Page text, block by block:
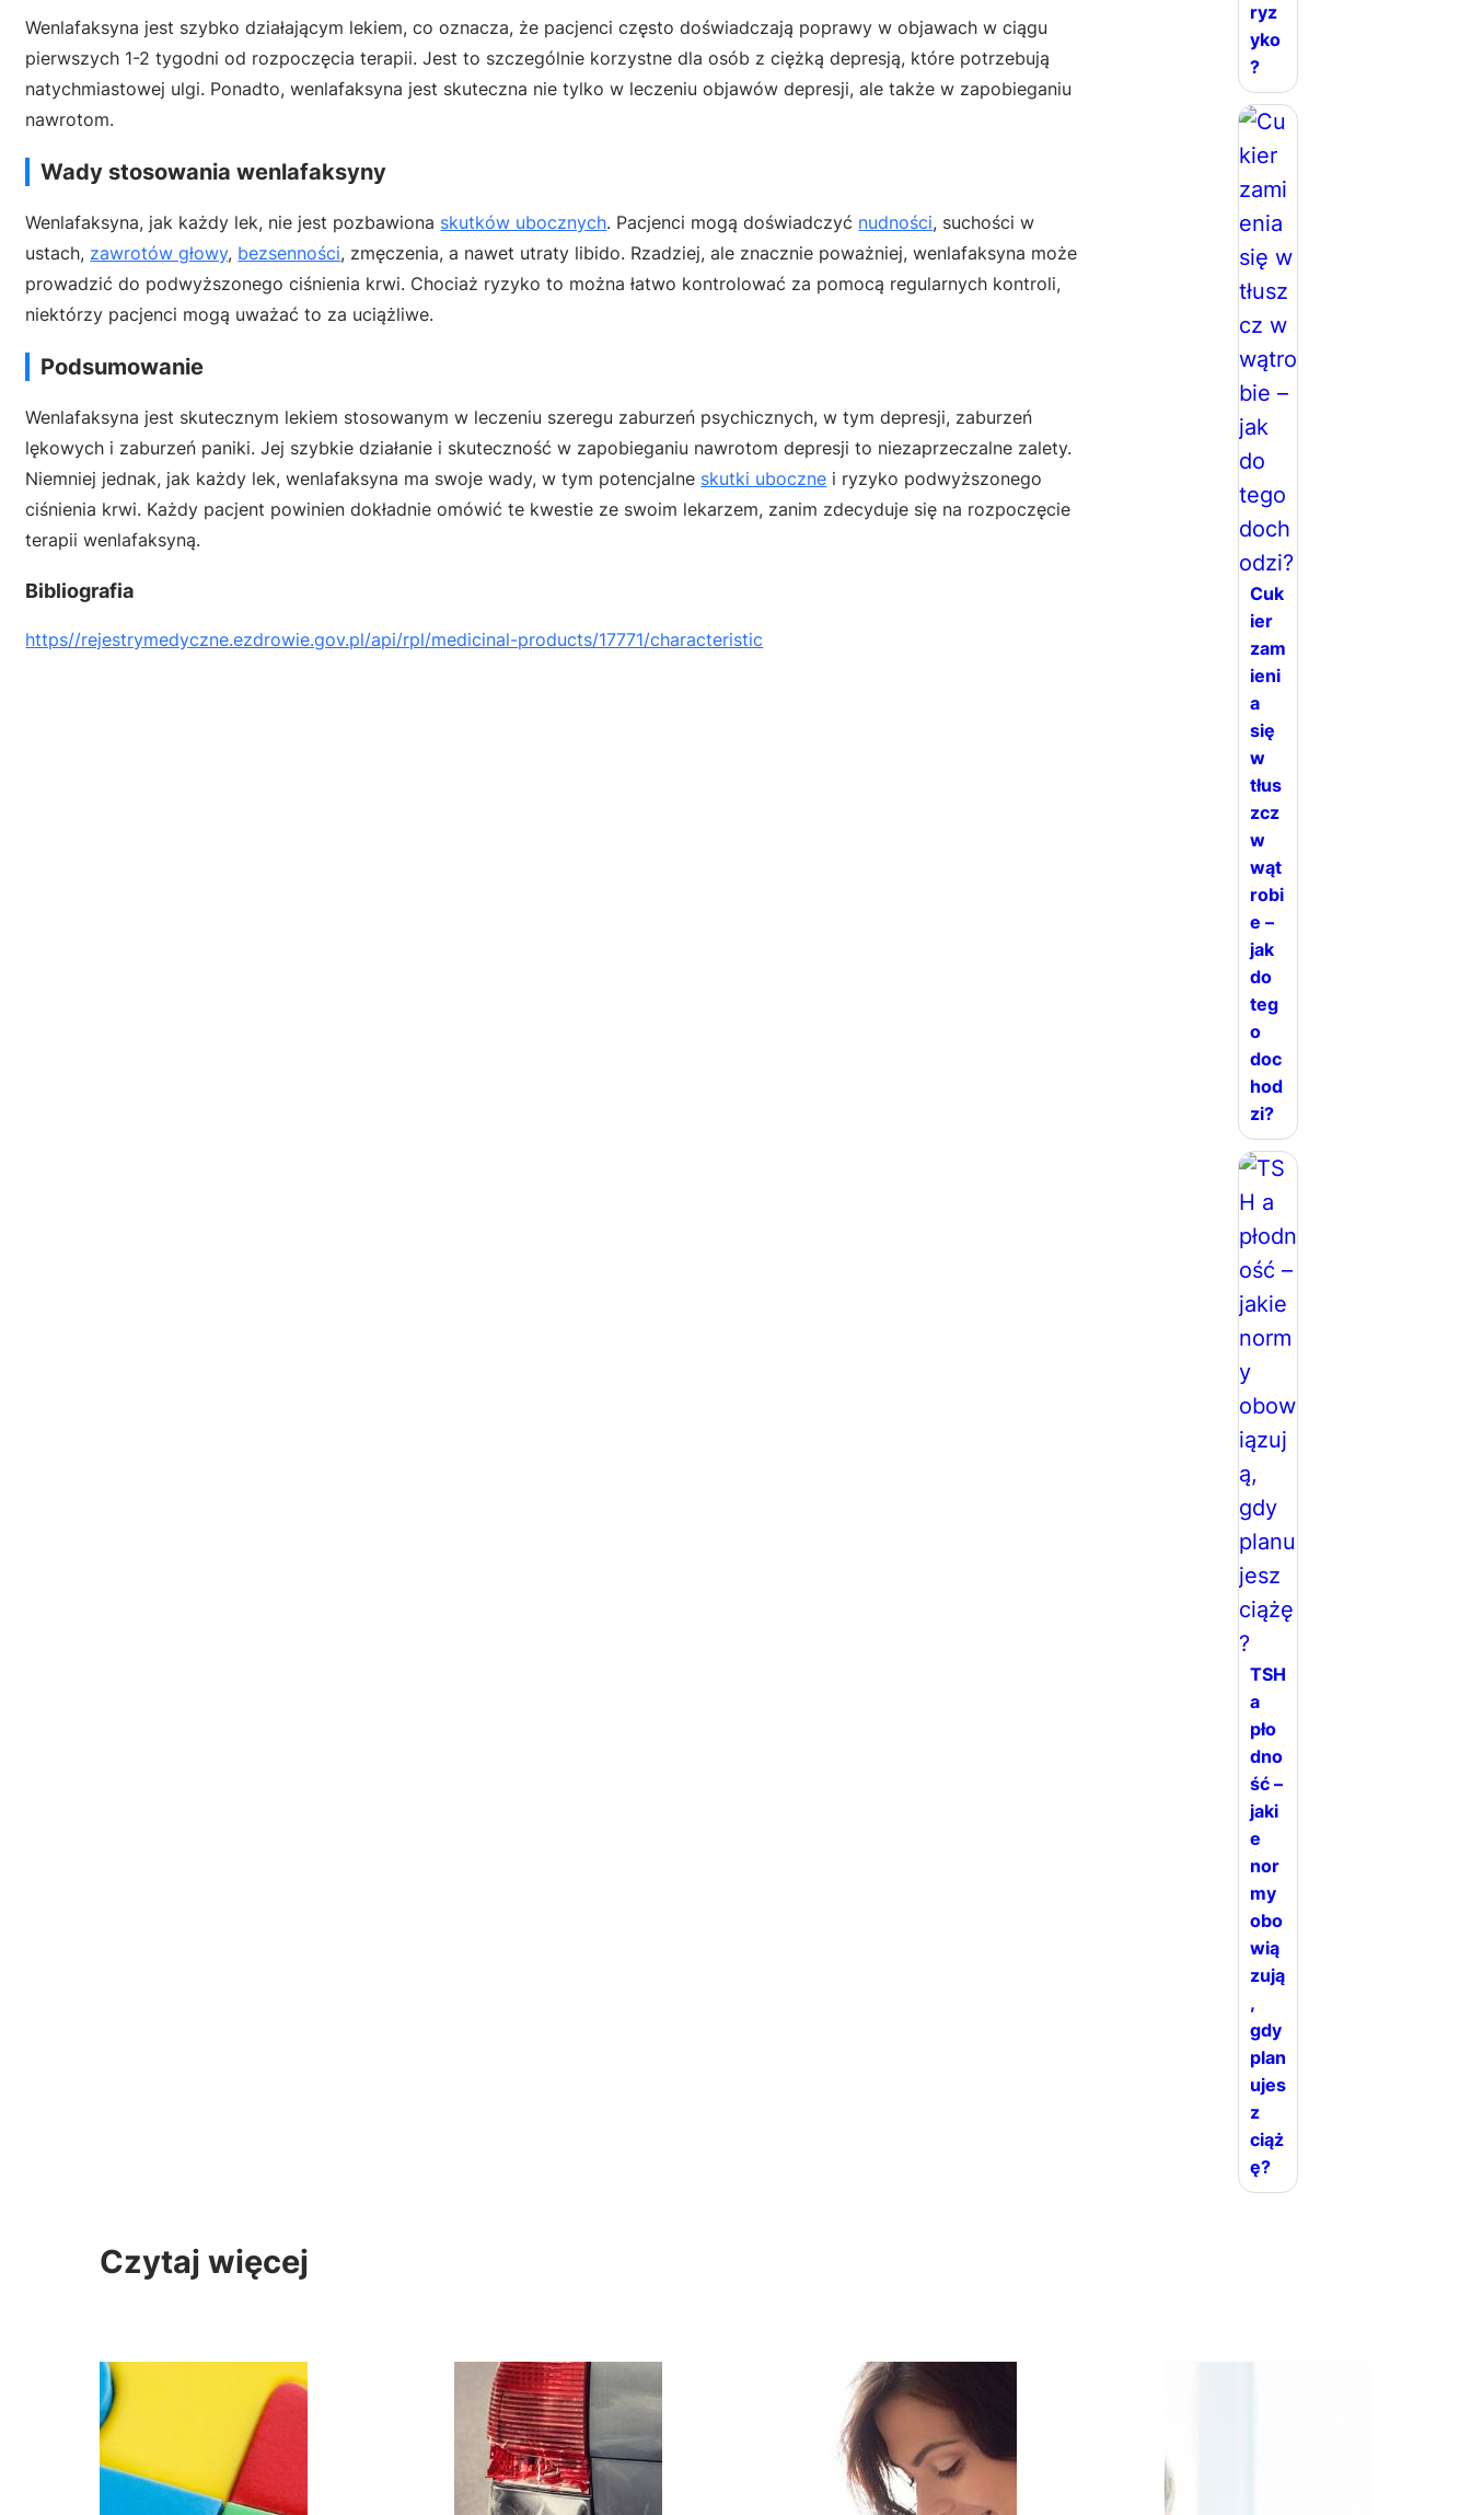
Wenlafaksyna jest szybko działającym lekiem, co oznacza, że pacjenci często doświadczają poprawy w objawach w ciągu
pierwszych 1-2 tygodni od rozpoczęcia terapii. Jest to szczególnie korzystne dla osób z ciężką depresją, które potrzebują
natychmiastowej ulgi. Ponadto, wenlafaksyna jest skuteczna nie tylko w leczeniu objawów depresji, ale także w zapobieganiu
nawrotom.
Wady stosowania wenlafaksyny
Wenlafaksyna, jak każdy lek, nie jest pozbawiona skutków ubocznych. Pacjenci mogą doświadczyć nudności, suchości w
ustach, zawrotów głowy, bezsenności, zmęczenia, a nawet utraty libido. Rzadziej, ale znacznie poważniej, wenlafaksyna może
prowadzić do podwyższonego ciśnienia krwi. Chociaż ryzyko to można łatwo kontrolować za pomocą regularnych kontroli,
niektórzy pacjenci mogą uważać to za uciążliwe.
Podsumowanie
Wenlafaksyna jest skutecznym lekiem stosowanym w leczeniu szeregu zaburzeń psychicznych, w tym depresji, zaburzeń
lękowych i zaburzeń paniki. Jej szybkie działanie i skuteczność w zapobieganiu nawrotom depresji to niezaprzeczalne zalety.
Niemniej jednak, jak każdy lek, wenlafaksyna ma swoje wady, w tym potencjalne skutki uboczne i ryzyko podwyższonego
ciśnienia krwi. Każdy pacjent powinien dokładnie omówić te kwestie ze swoim lekarzem, zanim zdecyduje się na rozpoczęcie
terapii wenlafaksyną.
Bibliografia
https//rejestrymedyczne.ezdrowie.gov.pl/api/rpl/medicinal-products/17771/characteristic
ryz
yko
?
Cuk
ier
zam
ieni
a
się
w
tłus
zcz
w
wąt
robi
e –
jak
do
teg
o
doc
hod
zi?
TSH
a
pło
dno
ść –
jaki
e
nor
my
obo
wią
zują
,
gdy
plan
ujes
z
ciąż
ę?
Czytaj więcej